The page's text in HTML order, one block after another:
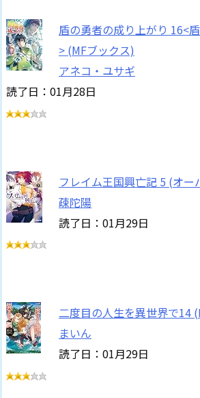
盾の勇者の成り上がり 16<
> (MFブックス)
アネコ・ユサギ
読了日：01月28日
フレイム王国興亡記 5 (オー
疎陀陽
読了日：01月29日
二度目の人生を異世界で14
まいん
読了日：01月29日